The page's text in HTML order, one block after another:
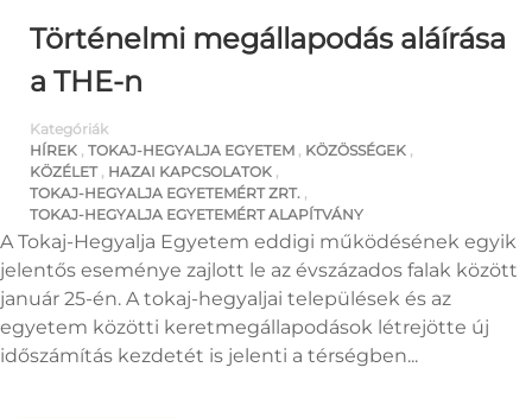
Történelmi megállapodás aláírása
a THE-n
Kategóriák
HÍREK , TOKAJ-HEGYALJA EGYETEM , KÖZÖSSÉGEK ,
KÖZÉLET, HAZAI KAPCSOLATOK ,
TOKAJ-HEGYALJA EGYETEMÉRT ZRT. ,
TOKAJ-HEGYALJA EGYETEMÉRT ALAPÍTVÁNY
A Tokaj-Hegyalja Egyetem eddigi működésének egyik
jelentős eseménye zajlott le az évszázados falak között
január 25-én. A tokaj-hegyaljai települések és az
egyetem közötti keretmegállapodások létrejötte új
időszámítás kezdetét is jelenti a térségben...